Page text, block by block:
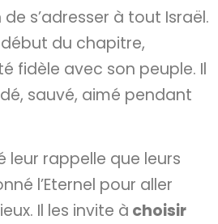
s’adresser à tout Israël.
du chapitre,
fidèle avec son peuple. Il
sauvé, aimé pendant
leur rappelle que leurs
l’Eternel pour aller
Il les invite à choisir